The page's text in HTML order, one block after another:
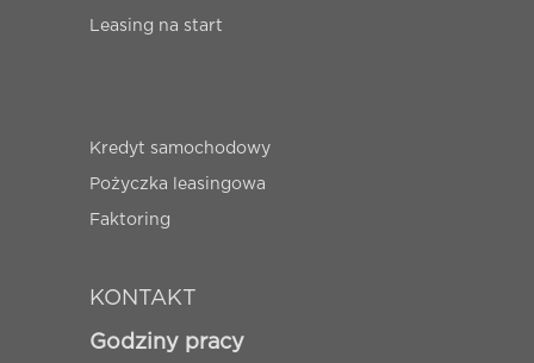
Leasing na start
Kredyt samochodowy
Pożyczka leasingowa
Faktoring
KONTAKT
Godziny pracy